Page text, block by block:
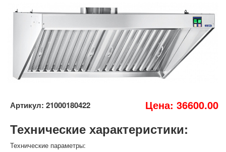
Артикул: 21000180422 Цена: 36600.00
Технические характеристики:
Технические параметры: